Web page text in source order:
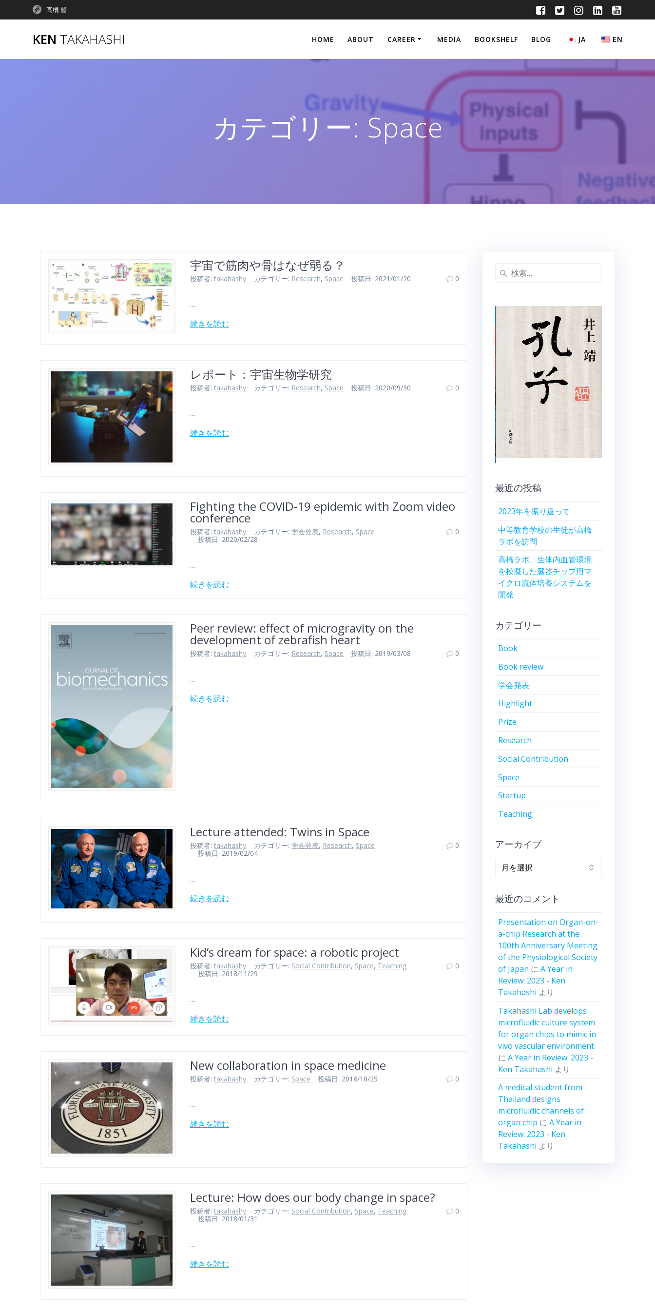
ン
高橋 賢
KEN TAKAHASHI HOME ABOUT CAREER MEDIA BOOKSHELF BLOG JA EN
カテゴリー: Space
宇宙で筋肉や骨はなぜ弱る？
投稿者:takahashy カテゴリー: Research, Space 投稿日: 2021/01/20 0
…
続きを読む
レポート：宇宙生物学研究
投稿者:takahashy カテゴリー: Research, Space 投稿日: 2020/09/30 0
…
続きを読む
Fighting the COVID-19 epidemic with Zoom video
conference
投稿者:takahashy カテゴリー: 学会発表, Research, Space
投稿日: 2020/02/28
0
…
続きを読む
Peer review: effect of microgravity on the
development of zebrafish heart
投稿者:takahashy カテゴリー: Research, Space 投稿日: 2019/03/08 0
…
続きを読む
Lecture attended: Twins in Space
投稿者:takahashy カテゴリー: 学会発表, Research, Space
投稿日: 2019/02/04
0
…
続きを読む
Kid’s dream for space: a robotic project
投稿者:takahashy カテゴリー: Social Contribution, Space, Teaching
投稿日: 2018/11/29
0
…
続きを読む
New collaboration in space medicine
投稿者:takahashy カテゴリー: Space 投稿日: 2018/10/25 0
…
続きを読む
Lecture: How does our body change in space?
投稿者:takahashy カテゴリー: Social Contribution, Space, Teaching
投稿日: 2018/01/31
0
…
続きを読む
検
最近の投稿
2023年を振り返って
中等教育学校の生徒が高橋
ラボを訪問
高橋ラボ、生体内血管環境
を模擬した臓器チップ用マ
イクロ流体培養システムを
開発
カテゴリー
Book
Book review
学会発表
Highlight
Prize
Research
Social Contribution
Space
Startup
Teaching
アーカイブ
イ
最近のコメント
Presentation on Organ-on-
a-chip Research at the
100th Anniversary Meeting
of the Physiological Society
of Japan にA Year in
Review: 2023 - Ken
Takahashi より
Takahashi Lab develops
microfluidic culture system
for organ chips to mimic in
vivo vascular environment
にA Year in Review: 2023 -
Ken Takahashi より
A medical student from
Thailand designs
microfluidic channels of
organ chip にA Year in
Review: 2023 - Ken
Takahashi より